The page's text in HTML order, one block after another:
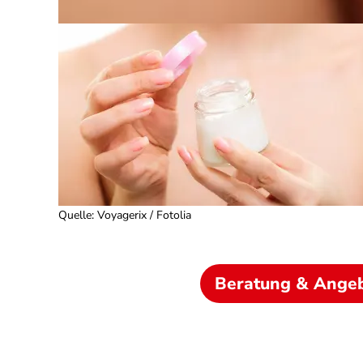
Quelle: Voyagerix / Fotolia
Beratung &